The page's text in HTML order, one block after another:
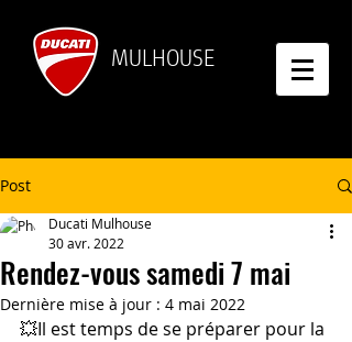
MULHOUSE
Post
Rendez-vous samedi 7 mai
Ducati Mulhouse
30 avr. 2022
Dernière mise à jour : 4 mai 2022
💥Il est temps de se préparer pour la